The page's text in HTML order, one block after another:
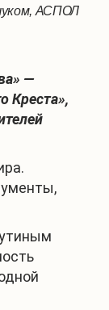
АСПОЛ
—
Креста»,